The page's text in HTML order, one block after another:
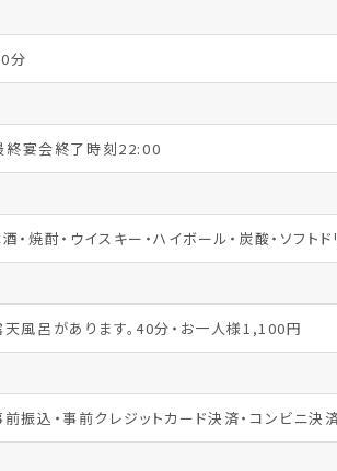
分
宴会終了時刻22:00
・焼酎・ウイスキー・ハイボール・炭酸・ソフトド
風呂があります。40分・お一人様1,100円
振込・事前クレジットカード決済・コンビニ決